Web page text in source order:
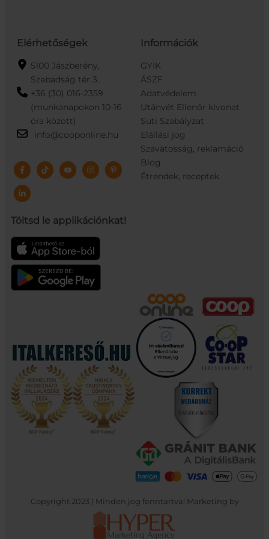
Elérhetőségek
5100 Jászberény,
Szabadság tér 3.
+36 (30) 016-2359
(munkanapokon 10-16
óra között)
info@cooponline.hu
Töltsd le applikációnkat!
Információk
GYIK
ÁSZF
Adatvédelem
Utánvét Ellenőr kivonat
Süti Szabályzat
Elállási jog
Szavatosság, reklamáció
Blog
Étrendek, receptek
Copyright 2023 | Minden jog fenntartva! Marketing by